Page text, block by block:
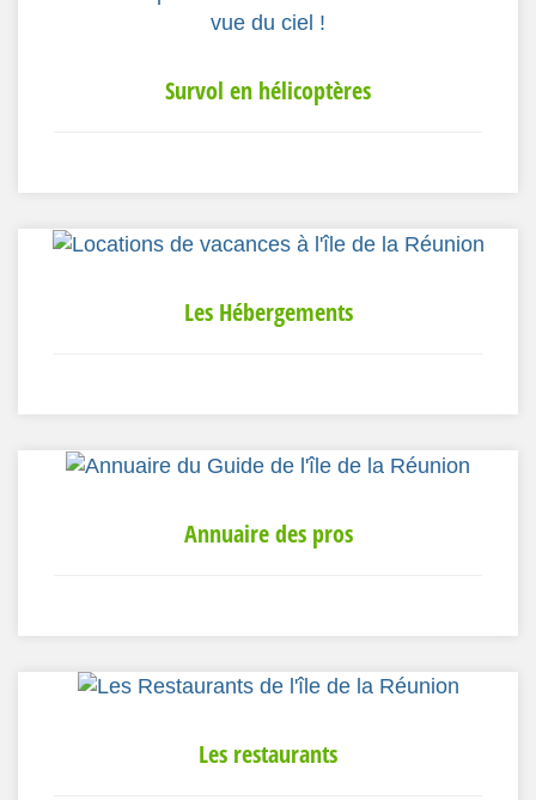
Survol en hélicoptères
Les Hébergements
Annuaire des pros
Les restaurants